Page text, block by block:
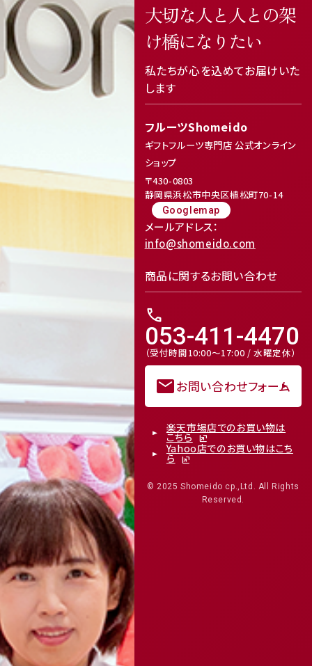
大切な人と人との架
け橋になりたい
私たちが心を込めてお届けいた
します
フルーツShomeido
ギフトフルーツ専門店 公式オンライン
ショップ
〒430-0803
静岡県浜松市中央区植松町70-14
Googlemap
メールアドレス：
info@shomeido.com
商品に関するお問い合わせ
call
053-411-4470
（受付時間10:00～17:00 / 水曜定休）
mailお問い合わせフォーム
楽天市場店でのお買い物は
こちら
Yahoo店でのお買い物はこち
ら
© 2025 Shomeido cp.,Ltd. All Rights
Reserved.